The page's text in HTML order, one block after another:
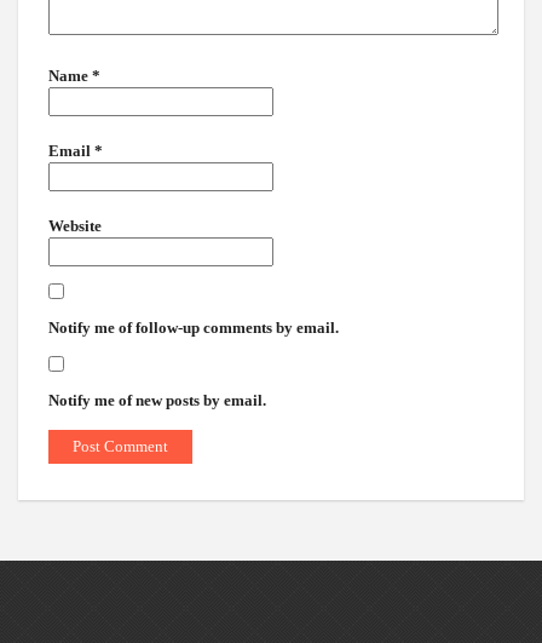
Name *
Email *
Website
Notify me of follow-up comments by email.
Notify me of new posts by email.